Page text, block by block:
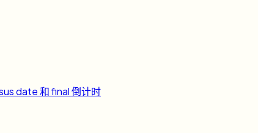
date 和 final 倒计时